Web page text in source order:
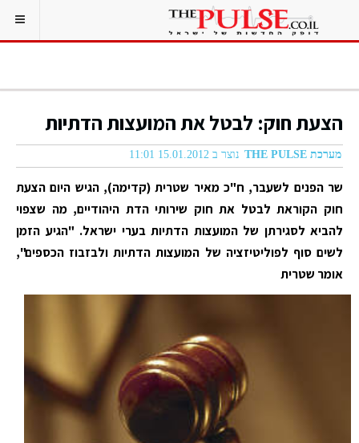
הצעת חוק: לבטל את המועצות הדתיות
מערכת THE PULSE נוצר ב 15.01.2012 11:01
שר הפנים לשעבר, ח"כ מאיר שטרית (קדימה), הגיש היום הצעת
חוק הקוראת לבטל את חוק שירותי הדת היהודיים, מה שצפוי
להביא לסגירתן של המועצות הדתיות בערי ישראל. "הגיע הזמן
לשים סוף לפוליטיזציה של המועצות הדתיות ולבזבוז הכספים",
אומר שטרית